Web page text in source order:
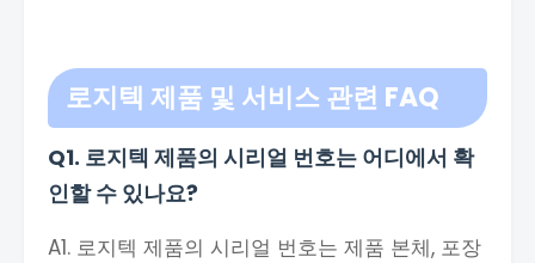
로지텍 제품 및 서비스 관련 FAQ
Q1. 로지텍 제품의 시리얼 번호는 어디에서 확
인할 수 있나요?
A1. 로지텍 제품의 시리얼 번호는 제품 본체, 포장